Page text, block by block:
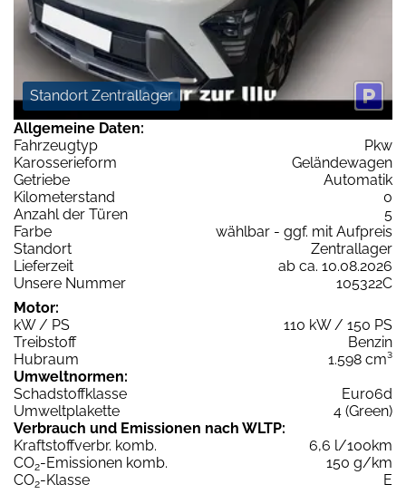
Standort Zentrallager
Allgemeine Daten:
Fahrzeugtyp
Pkw
Karosserieform
Geländewagen
Getriebe
Automatik
Kilometerstand
0
Anzahl der Türen
5
Farbe
wählbar - ggf. mit Aufpreis
Standort
Zentrallager
Lieferzeit
ab ca. 10.08.2026
Unsere Nummer
105322C
Motor:
kW / PS
110 kW / 150 PS
Treibstoff
Benzin
Hubraum
1.598 cm³
Umweltnormen:
Schadstoffklasse
Euro6d
Umweltplakette
4 (Green)
Verbrauch und Emissionen nach WLTP:
Kraftstoffverbr. komb.
6,6 l/100km
CO2-Emissionen komb.
150 g/km
CO2-Klasse
E